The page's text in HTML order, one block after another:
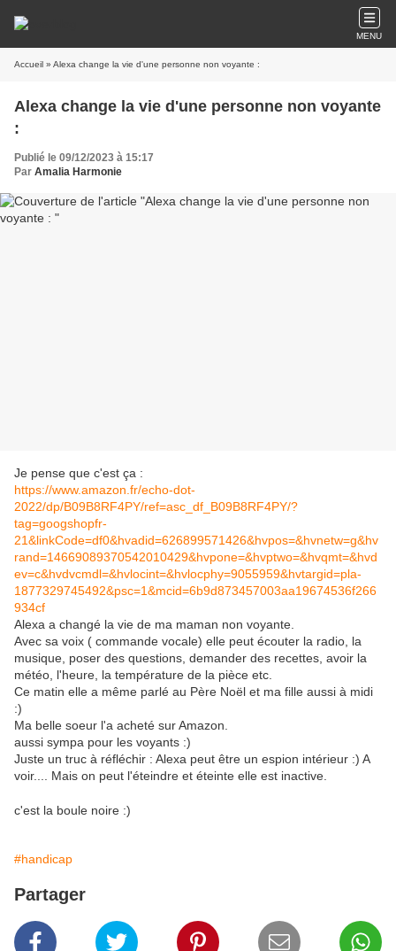
MENU
Accueil » Alexa change la vie d'une personne non voyante :
Alexa change la vie d'une personne non voyante
:
Publié le 09/12/2023 à 15:17
Par Amalia Harmonie
Je pense que c'est ça :
https://www.amazon.fr/echo-dot-
2022/dp/B09B8RF4PY/ref=asc_df_B09B8RF4PY/?
tag=googshopfr-
21&linkCode=df0&hvadid=626899571426&hvpos=&hvnetw=g&hv
rand=14669089370542010429&hvpone=&hvptwo=&hvqmt=&hvd
ev=c&hvdvcmdl=&hvlocint=&hvlocphy=9055959&hvtargid=pla-
1877329745492&psc=1&mcid=6b9d873457003aa19674536f266
934cf
Alexa a changé la vie de ma maman non voyante.
Avec sa voix ( commande vocale) elle peut écouter la radio, la
musique, poser des questions, demander des recettes, avoir la
météo, l'heure, la température de la pièce etc.
Ce matin elle a même parlé au Père Noël et ma fille aussi à midi
:)
Ma belle soeur l'a acheté sur Amazon.
aussi sympa pour les voyants :)
Juste un truc à réfléchir : Alexa peut être un espion intérieur :) A
voir.... Mais on peut l'éteindre et éteinte elle est inactive.
c'est la boule noire :)
#handicap
Partager